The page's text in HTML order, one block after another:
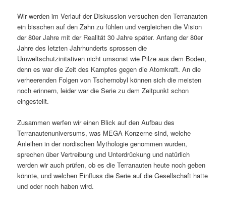
Wir werden im Verlauf der Diskussion versuchen den Terranauten
ein bisschen auf den Zahn zu fühlen und vergleichen die Vision
der 80er Jahre mit der Realität 30 Jahre später. Anfang der 80er
Jahre des letzten Jahrhunderts sprossen die
Umweltschutzinitativen nicht umsonst wie Pilze aus dem Boden,
denn es war die Zeit des Kampfes gegen die Atomkraft. An die
verheerenden Folgen von Tschernobyl können sich die meisten
noch erinnern, leider war die Serie zu dem Zeitpunkt schon
eingestellt.
Zusammen werfen wir einen Blick auf den Aufbau des
Terranautenuniversums, was MEGA Konzerne sind, welche
Anleihen in der nordischen Mythologie genommen wurden,
sprechen über Vertreibung und Unterdrückung und natürlich
werden wir auch prüfen, ob es die Terranauten heute noch geben
könnte, und welchen Einfluss die Serie auf die Gesellschaft hatte
und oder noch haben wird.